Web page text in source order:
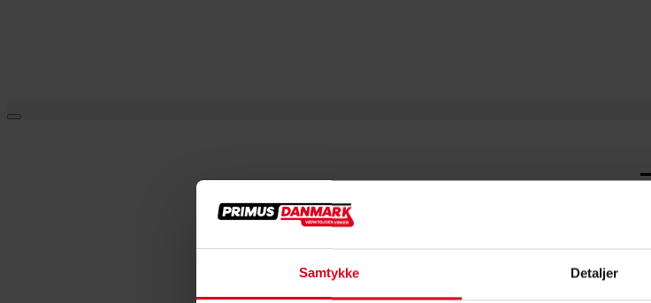
Samtykke Detaljer